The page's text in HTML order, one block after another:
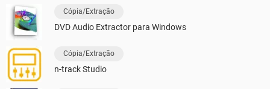
Cópia/Extração
DVD Audio Extractor para Windows
Cópia/Extração
n-track Studio